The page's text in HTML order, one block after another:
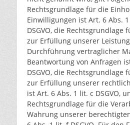
Rechtsgrundlage für die
Einwilligungen ist Art. 6 Abs.
DSGVO, die Rechtsgrundlage
zur Erfüllung unserer
Durchführung vertraglicher
Beantwortung von Anfragen
DSGVO, die Rechtsgrundlage
zur Erfüllung unserer
ist Art. 6 Abs. 1 lit. c DSGVO,
Rechtsgrundlage für die
Wahrung unserer